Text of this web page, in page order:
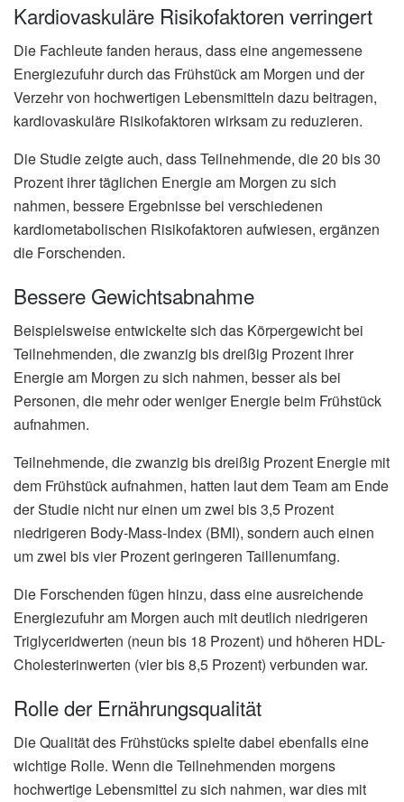
Kardiovaskuläre Risikofaktoren verringert
Die Fachleute fanden heraus, dass eine angemessene
Energiezufuhr durch das Frühstück am Morgen und der
Verzehr von hochwertigen Lebensmitteln dazu beitragen,
kardiovaskuläre Risikofaktoren wirksam zu reduzieren.
Die Studie zeigte auch, dass Teilnehmende, die 20 bis 30
Prozent ihrer täglichen Energie am Morgen zu sich
nahmen, bessere Ergebnisse bei verschiedenen
kardiometabolischen Risikofaktoren aufwiesen, ergänzen
die Forschenden.
Bessere Gewichtsabnahme
Beispielsweise entwickelte sich das Körpergewicht bei
Teilnehmenden, die zwanzig bis dreißig Prozent ihrer
Energie am Morgen zu sich nahmen, besser als bei
Personen, die mehr oder weniger Energie beim Frühstück
aufnahmen.
Teilnehmende, die zwanzig bis dreißig Prozent Energie mit
dem Frühstück aufnahmen, hatten laut dem Team am Ende
der Studie nicht nur einen um zwei bis 3,5 Prozent
niedrigeren Body-Mass-Index (BMI), sondern auch einen
um zwei bis vier Prozent geringeren Taillenumfang.
Die Forschenden fügen hinzu, dass eine ausreichende
Energiezufuhr am Morgen auch mit deutlich niedrigeren
Triglyceridwerten (neun bis 18 Prozent) und höheren HDL-
Cholesterinwerten (vier bis 8,5 Prozent) verbunden war.
Rolle der Ernährungsqualität
Die Qualität des Frühstücks spielte dabei ebenfalls eine
wichtige Rolle. Wenn die Teilnehmenden morgens
hochwertige Lebensmittel zu sich nahmen, war dies mit